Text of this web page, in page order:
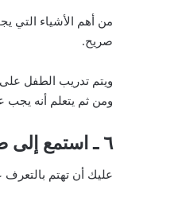
من أهم الأشياء التي
صريح.
ويتم تدريب الطفل
ومن ثم يتعلم أنه يجب
٦ ـ استمع إلى طفلك
عليك أن تهتم